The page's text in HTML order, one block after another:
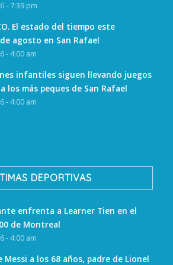
- 7:39 pm
El estado del tiempo este
agosto en San Rafael
- 4:00 am
infantiles siguen llevando juegos
los más peques de San Rafael
- 4:00 am
DEPORTIVAS
enfrenta a Learner Tien en el
de Montreal
- 4:00 am
Messi a los 68 años, padre de Lionel